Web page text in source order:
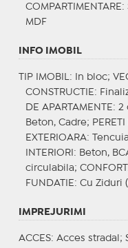
COMPARTIMENTARE :
MDF
INFO IMOBIL
TIP IMOBIL : In bloc;
CONSTRUCTIE :
DE APARTAMENTE : 2
Beton, Cadre; PERETI
EXTERIOARA:
INTERIORI : Beton,
circulabila; CONFORT
FUNDATIE : Cu Ziduri
IMPREJURIMI
ACCES: Acces stradal;